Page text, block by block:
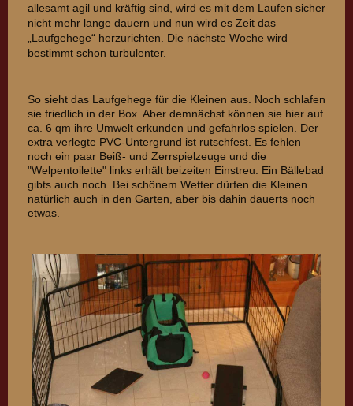
allesamt agil und kräftig sind, wird es mit dem Laufen sicher
nicht mehr lange dauern und nun wird es Zeit das
„Laufgehege“ herzurichten. Die nächste Woche wird
bestimmt schon turbulenter.
So sieht das Laufgehege für die Kleinen aus. Noch schlafen
sie friedlich in der Box. Aber demnächst können sie hier auf
ca. 6 qm ihre Umwelt erkunden und gefahrlos spielen. Der
extra verlegte PVC-Untergrund ist rutschfest. Es fehlen
noch ein paar Beiß- und Zerrspielzeuge und die
"Welpentoilette" links erhält beizeiten Einstreu. Ein Bällebad
gibts auch noch. Bei schönem Wetter dürfen die Kleinen
natürlich auch in den Garten, aber bis dahin dauerts noch
etwas.